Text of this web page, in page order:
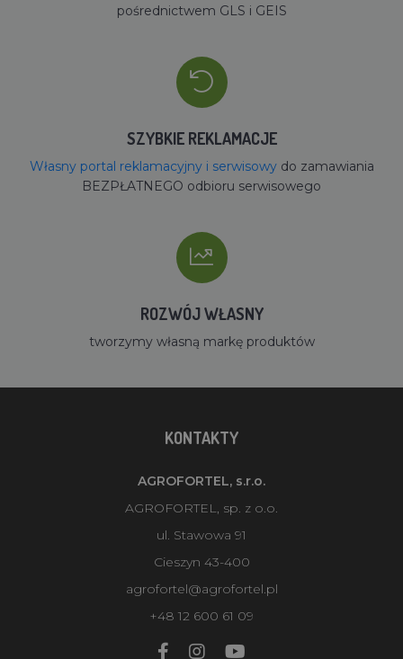
pośrednictwem GLS i GEIS
SZYBKIE REKLAMACJE
Własny portal reklamacyjny i serwisowydo zamawiania
BEZPŁATNEGO odbioru serwisowego
ROZWÓJ WŁASNY
tworzymy własną markę produktów
KONTAKTY
AGROFORTEL, s.r.o.
AGROFORTEL, sp. z o.o.
ul. Stawowa 91
Cieszyn 43-400
agrofortel@agrofortel.pl
+48 12 600 61 09